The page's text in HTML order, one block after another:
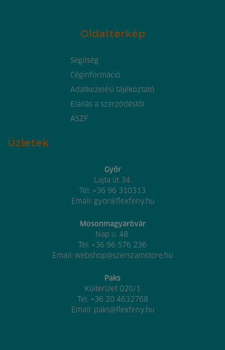
Oldaltérkép
Segítség
Céginformáció
Adatkezelési tájékoztató
Elállás a szerződéstől
ÁSZF
Üzletek
Győr
Lajta út 34.
Tel: +36 96 310313
Email: gyor@flexfeny.hu
Mosonmagyaróvár
Nap u. 48.
Tel: +36 96 576 236
Email: webshop@szerszamstore.hu
Paks
Külterület 020/1
Tel: +36 20 4632768
Email: paks@flexfeny.hu